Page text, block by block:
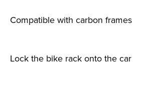
Compatible with carbon frames
Lock the bike rack onto the car